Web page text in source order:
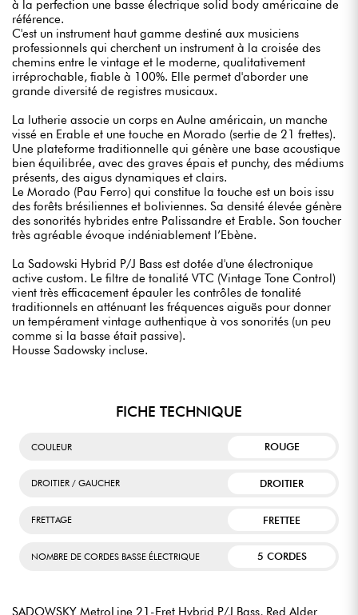
à la perfection une basse électrique solid body américaine de
référence.
C'est un instrument haut gamme destiné aux musiciens
professionnels qui cherchent un instrument à la croisée des
chemins entre le vintage et le moderne, qualitativement
irréprochable, fiable à 100%. Elle permet d'aborder une
grande diversité de registres musicaux.
La lutherie associe un corps en Aulne américain, un manche
vissé en Erable et une touche en Morado (sertie de 21 frettes).
Une plateforme traditionnelle qui génère une base acoustique
bien équilibrée, avec des graves épais et punchy, des médiums
présents, des aigus dynamiques et clairs.
Le Morado (Pau Ferro) qui constitue la touche est un bois issu
des forêts brésiliennes et boliviennes. Sa densité élevée génère
des sonorités hybrides entre Palissandre et Erable. Son toucher
très agréable évoque indéniablement l’Ebène.
La Sadowski Hybrid P/J Bass est dotée d'une électronique
active custom. Le filtre de tonalité VTC (Vintage Tone Control)
vient très efficacement épauler les contrôles de tonalité
traditionnels en atténuant les fréquences aiguës pour donner
un tempérament vintage authentique à vos sonorités (un peu
comme si la basse était passive).
Housse Sadowsky incluse.
FICHE TECHNIQUE
COULEUR ROUGE
DROITIER / GAUCHER DROITIER
FRETTAGE FRETTEE
NOMBRE DE CORDES BASSE ÉLECTRIQUE 5 CORDES
SADOWSKY MetroLine 21-Fret Hybrid P/J Bass, Red Alder